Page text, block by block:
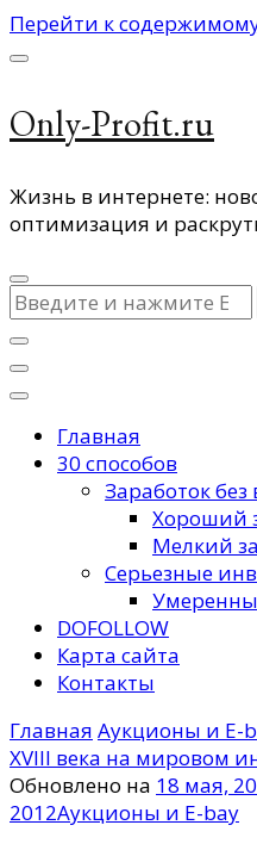
Перейти к
Only-Profit.ru
Жизнь в интернете:
оптимизация и
Ищите
что-
то?
Главная
30 способов
Заработок
Хороший
Мелкий
Серьезные
DOFOLLOW
Карта сайта
Контакты
Главная Аукционы и E-
XVIII века на мировом
Обновлено на 18 мая,
2012Аукционы и E-bay